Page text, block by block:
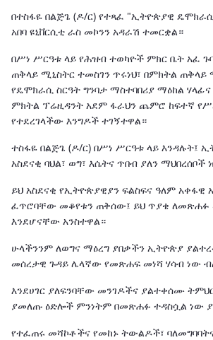
በተስፋዬ በልጅጌ (ዶ/ር) የተጻፈ "ኢትዮጵያዊ
አበባ ዩኒቨርሲቲ ራስ መኮንን አዳራሽ ተመርቋል።
በሥነ ሥርዓቱ ላይ የሕዝብ ተወካዮች ምክር ቤት አፈ
ጠቅላይ ሚኒስትር ተመስገን ጥሩነህ፣ በምክትል ጠቅላይ
የዴሞክራሲ ስርዓት ግንባታ ማስተባበሪያ ማዕከል
ምክትል ፕሬዚዳንት አደም ፋራህን ጨምሮ ከፍተኛ
የተደረገላችው እንግዶች ተገኝተዋል።
ተስፋዬ በልጅጌ (ዶ/ር) በሥነ ሥርዓቱ ላይ እንዳሉት፤
አስደናቂ ባህል፣ ወግ፣ እሴትና ጥበብ ያለን ማህበረሰቦች
ይህ አስደናቂ የኢትዮጵያዊያን ፍልስፍና ዓለም
ፈጥሮባቸው መቆየቱን ጠቅሰው፤ ይህ ጥያቄ ለመጽሐፉ
እንደሆናቸው አንስተዋል።
ሁላችንንም ለወግና ማዕረግ ያበቃችን ኢትዮጵያ
መሰረታዊ ጉዳይ ሌላኛው የመጽሐፍ መነሻ ሃሳብ ነው
እንደሀገር ያለፍንባቸው መንገዶችና ያልተቀሰሙ
ያመለጡ ዕድሎች ምንነትም በመጽሐፉ ተዳስሷል ነው
የተፈጠሩ መሻኮቶችና የመከኑ ትውልዶች፣